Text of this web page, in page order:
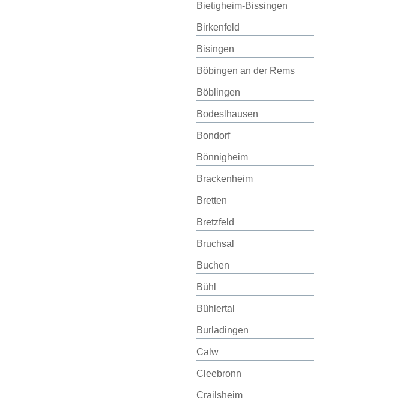
Bietigheim-Bissingen
Birkenfeld
Bisingen
Böbingen an der Rems
Böblingen
Bodeslhausen
Bondorf
Bönnigheim
Brackenheim
Bretten
Bretzfeld
Bruchsal
Buchen
Bühl
Bühlertal
Burladingen
Calw
Cleebronn
Crailsheim